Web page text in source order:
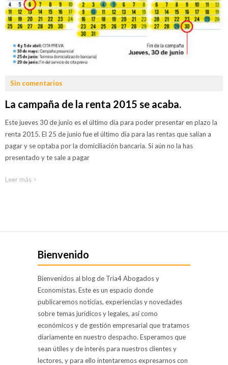
LEER MÁS
Sin comentarios
La campaña de la renta 2015 se acaba.
Este jueves 30 de junio es el último día para poder presentar en plazo la
renta 2015. El 25 de junio fue el último día para las rentas que salían a
pagar y se optaba por la domiciliación bancaria. Si aún no la has
presentado y te sale a pagar
Leer más
Bienvenido
Bienvenidos al blog de Tria4 Abogados y
Economistas. Este es un espacio donde
publicaremos noticias, experiencias y novedades
sobre temas jurídicos y legales, así como
económicos y de gestión empresarial que tratamos
diariamente en nuestro despacho. Esperamos que
sean útiles y de interés para nuestros clientes y
lectores, y para ello intentaremos expresarnos con
civil
Contratación
Herencias
y
inmobiliario
Arrendamientos
y deshaucios
Compra
jurídica
comunidad
propietarios
Derecho
laboral
Despidos y
de salario